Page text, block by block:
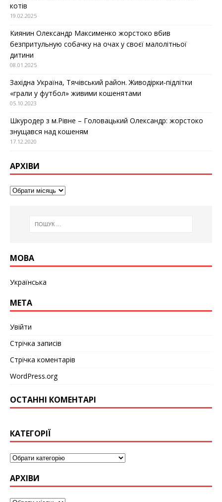
котів
19.02.2025
Киянин Олександр Максименко жорстоко вбив
безпритульную собачку на очах у своєї малолітньої
дитини
08.01.2025
Західна Україна, Тячівський район. Живодірки-підлітки
«грали у футбол» живими кошенятами
05.10.2023
Шкуродер з м.Рівне – Головацький Олександр: жорстоко
знущався над кошеням
17.12.2020
АРХІВИ
МОВА
Українська
МЕТА
Увійти
Стрічка записів
Стрічка коментарів
WordPress.org
ОСТАННІ КОМЕНТАРІ
КАТЕГОРІЇ
АРХІВИ